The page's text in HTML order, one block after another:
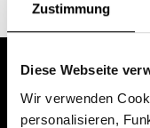
Zustimmung
Diese Webseite
Wir verwenden
personalisieren,